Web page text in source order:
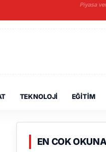
Piyasa
TEKNOLOJI EĞITIM
EN COK